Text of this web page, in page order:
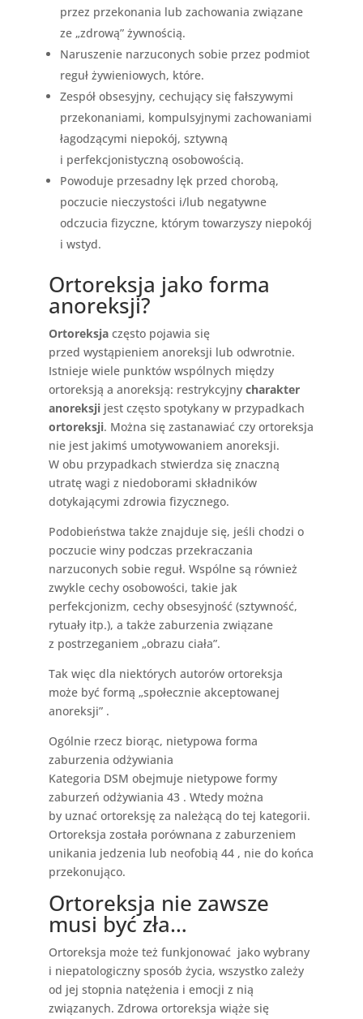
przez przekonania lub zachowania związane
ze „zdrową” żywnością.
Naruszenie narzuconych sobie przez podmiot
reguł żywieniowych, które.
Zespół obsesyjny, cechujący się fałszywymi
przekonaniami, kompulsyjnymi zachowaniami
łagodzącymi niepokój, sztywną
i perfekcjonistyczną osobowością.
Powoduje przesadny lęk przed chorobą,
poczucie nieczystości i/lub negatywne
odczucia fizyczne, którym towarzyszy niepokój
i wstyd.
Ortoreksja jako forma
anoreksji?
Ortoreksjaczęsto pojawia się
przed wystąpieniem anoreksji lub odwrotnie.
Istnieje wiele punktów wspólnych między
ortoreksją a anoreksją: restrykcyjnycharakter
anoreksjijest często spotykany w przypadkach
ortoreksji. Można się zastanawiać czy ortoreksja
nie jest jakimś umotywowaniem anoreksji.
W obu przypadkach stwierdza się znaczną
utratę wagi z niedoborami składników
dotykającymi zdrowia fizycznego.
Podobieństwa także znajduje się, jeśli chodzi o
poczucie winy podczas przekraczania
narzuconych sobie reguł. Wspólne są również
zwykle cechy osobowości, takie jak
perfekcjonizm, cechy obsesyjność (sztywność,
rytuały itp.), a także zaburzenia związane
z postrzeganiem „obrazu ciała”.
Tak więc dla niektórych autorów ortoreksja
może być formą „społecznie akceptowanej
anoreksji” .
Ogólnie rzecz biorąc, nietypowa forma
zaburzenia odżywiania
Kategoria DSM obejmuje nietypowe formy
zaburzeń odżywiania 43 . Wtedy można
by uznać ortoreksję za należącą do tej kategorii.
Ortoreksja została porównana z zaburzeniem
unikania jedzenia lub neofobią 44 , nie do końca
przekonująco.
Ortoreksja nie zawsze
musi być zła…
Ortoreksja może też funkjonować jako wybrany
i niepatologiczny sposób życia, wszystko zależy
od jej stopnia natężenia i emocji z nią
związanych. Zdrowa ortoreksja wiąże się